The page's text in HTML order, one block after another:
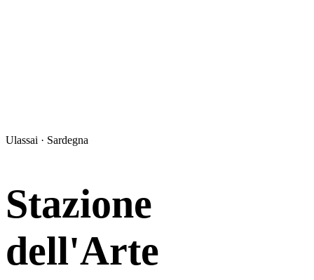
Ulassai · Sardegna
Stazione
dell'Arte